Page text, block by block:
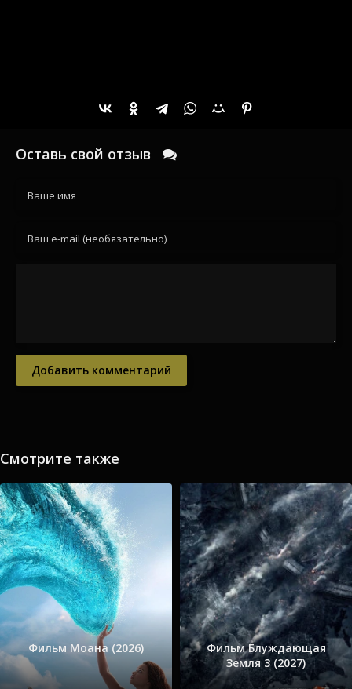
Оставь свой отзыв
Добавить комментарий
Смотрите также
Фильм Моана (2026)
Фильм Блуждающая
Земля 3 (2027)